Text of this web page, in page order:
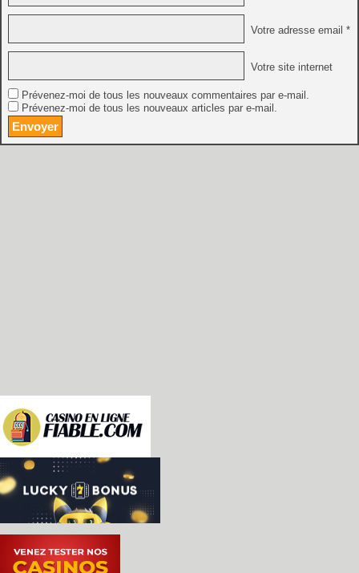
Votre adresse email *
Votre site internet
Prévenez-moi de tous les nouveaux commentaires par e-mail.
Prévenez-moi de tous les nouveaux articles par e-mail.